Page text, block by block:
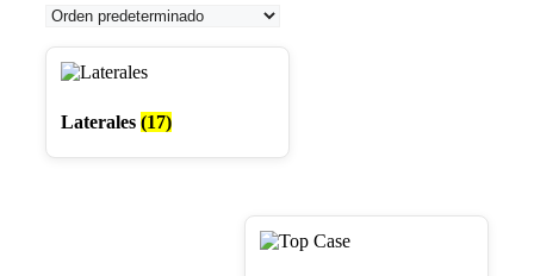
Laterales (17)